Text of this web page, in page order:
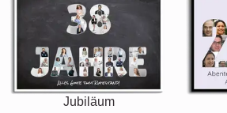
Jubiläum